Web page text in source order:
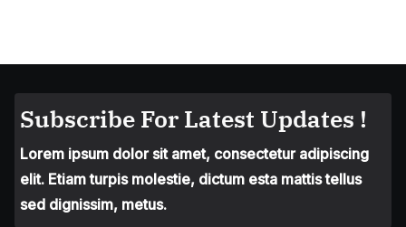
Subscribe For Latest Updates !
Lorem ipsum dolor sit amet, consectetur adipiscing
elit. Etiam turpis molestie, dictum esta mattis tellus
sed dignissim, metus.